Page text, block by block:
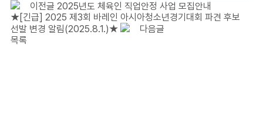
이전글 2025년도 체육인 직업안정 사업 모집안내
★[긴급] 2025 제3회 바레인 아시아청소년경기대회 파견 후보
선발 변경 알림(2025.8.1.)★
다음글
목록